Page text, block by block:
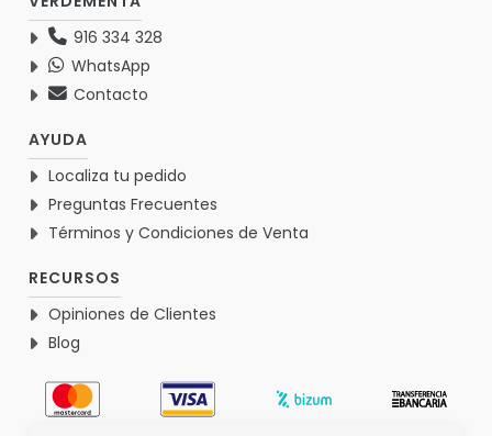
916 334 328
WhatsApp
Contacto
AYUDA
Localiza tu pedido
Preguntas Frecuentes
Términos y Condiciones de Venta
RECURSOS
Opiniones de Clientes
Blog